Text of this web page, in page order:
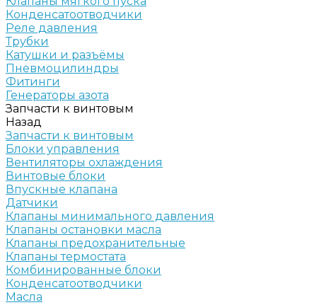
Конденсатоотводчики
Реле давления
Трубки
Катушки и разъёмы
Пневмоцилиндры
Фитинги
Генераторы азота
Запчасти к винтовым
Назад
Запчасти к винтовым
Блоки управления
Вентиляторы охлаждения
Винтовые блоки
Впускные клапана
Датчики
Клапаны минимального давления
Клапаны остановки масла
Клапаны предохранительные
Клапаны термостата
Комбинированные блоки
Конденсатоотводчики
Масла